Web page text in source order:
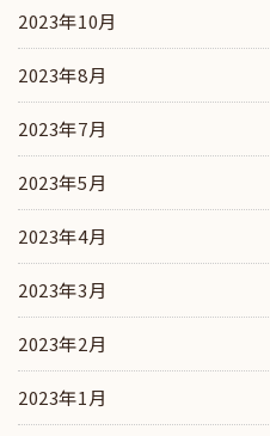
2023年10月
2023年8月
2023年7月
2023年5月
2023年4月
2023年3月
2023年2月
2023年1月